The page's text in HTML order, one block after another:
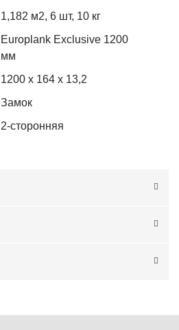
1,182 м2, 6 шт, 10 кг
Europlank Exclusive 1200
мм
1200 x 164 x 13,2
Замок
2-сторонняя